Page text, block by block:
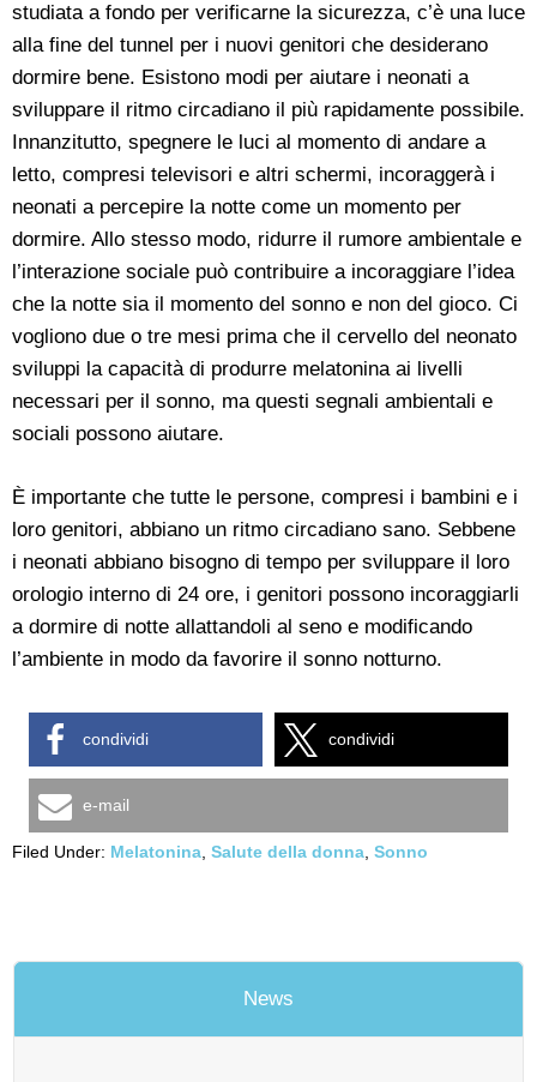
studiata a fondo per verificarne la sicurezza, c’è una luce
alla fine del tunnel per i nuovi genitori che desiderano
dormire bene. Esistono modi per aiutare i neonati a
sviluppare il ritmo circadiano il più rapidamente possibile.
Innanzitutto, spegnere le luci al momento di andare a
letto, compresi televisori e altri schermi, incoraggerà i
neonati a percepire la notte come un momento per
dormire. Allo stesso modo, ridurre il rumore ambientale e
l’interazione sociale può contribuire a incoraggiare l’idea
che la notte sia il momento del sonno e non del gioco. Ci
vogliono due o tre mesi prima che il cervello del neonato
sviluppi la capacità di produrre melatonina ai livelli
necessari per il sonno, ma questi segnali ambientali e
sociali possono aiutare.
È importante che tutte le persone, compresi i bambini e i
loro genitori, abbiano un ritmo circadiano sano. Sebbene
i neonati abbiano bisogno di tempo per sviluppare il loro
orologio interno di 24 ore, i genitori possono incoraggiarli
a dormire di notte allattandoli al seno e modificando
l’ambiente in modo da favorire il sonno notturno.
condividi condividi
e-mail
Filed Under: Melatonina Salute della donna Sonno
News